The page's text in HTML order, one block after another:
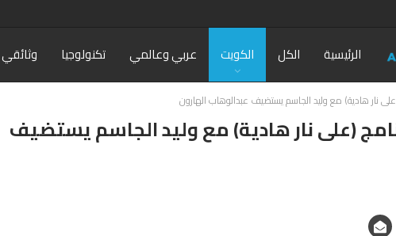
الرئيسية الكل الكويت عربي وعالمي تكنولوجيا وثائقي
8 من برنامج (على نار هادية) مع وليد الجاسم يستضيف